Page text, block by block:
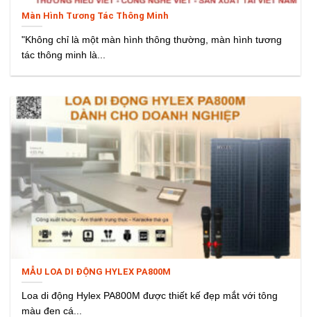
Màn Hình Tương Tác Thông Minh
"Không chỉ là một màn hình thông thường, màn hình tương
tác thông minh là...
MẪU LOA DI ĐỘNG HYLEX PA800M
Loa di động Hylex PA800M được thiết kế đẹp mắt với tông
màu đen cá...